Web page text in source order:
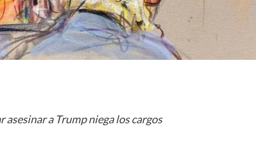
asesinar a Trump niega los cargos